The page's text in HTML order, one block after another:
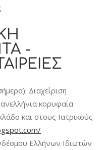
-
Διαχείριση
κορυφαία
και στους Ιατρικούς
Ελλήνων Ιδιωτών